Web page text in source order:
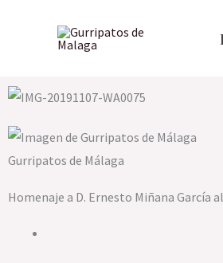
Gurripatos de Málaga
Homenaje a D. Ernesto Miñana García